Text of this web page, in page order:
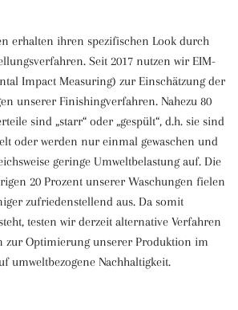
erhalten ihren spezifischen Look durch
Seit 2017 nutzen wir EIM-
Impact Measuring) zur Einschätzung der
unserer Finishingverfahren. Nahezu 80
sind „starr“ oder „gespült“, d.h. sie sind
oder werden nur einmal gewaschen und
geringe Umweltbelastung auf. Die
20 Prozent unserer Waschungen fielen
zufriedenstellend aus. Da somit
testen wir derzeit alternative Verfahren
zur Optimierung unserer Produktion im
umweltbezogene Nachhaltigkeit.